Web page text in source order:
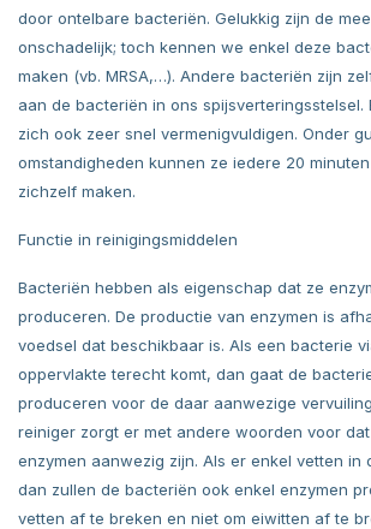
door ontelbare bacteriën. Gelukkig zijn de
onschadelijk; toch kennen we enkel deze
maken (vb. MRSA,…). Andere bacteriën zijn
aan de bacteriën in ons spijsverteringsstelsel.
zich ook zeer snel vermenigvuldigen. Onder
omstandigheden kunnen ze iedere 20
zichzelf maken.
Functie in reinigingsmiddelen
Bacteriën hebben als eigenschap dat ze
produceren. De productie van enzymen is
voedsel dat beschikbaar is. Als een bacterie
oppervlakte terecht komt, dan gaat de
produceren voor de daar aanwezige
reiniger zorgt er met andere woorden voor
enzymen aanwezig zijn. Als er enkel vetten in
dan zullen de bacteriën ook enkel enzymen
vetten af te breken en niet om eiwitten af te